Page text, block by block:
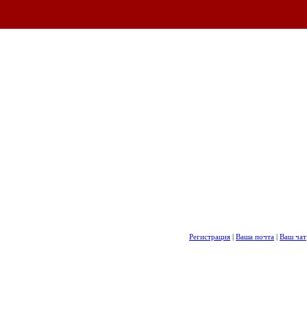
Регистрация | Ваша почта | Ваш чат